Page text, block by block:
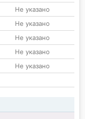
Не указано
Не указано
Не указано
Не указано
Не указано